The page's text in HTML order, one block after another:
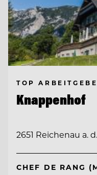
TOP
Knappenhof
2651 Reichenau a.
CHEF DE RANG